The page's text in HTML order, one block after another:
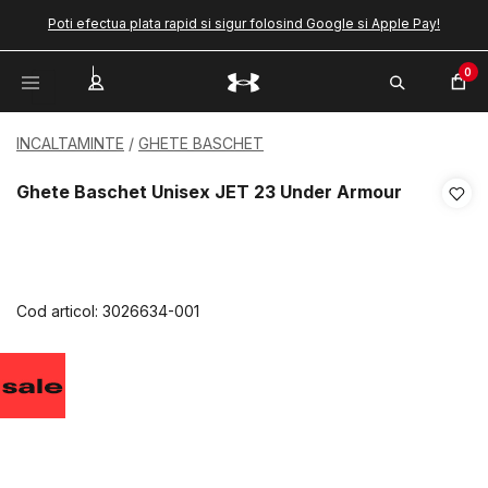
Poti efectua plata rapid si sigur folosind Google si Apple Pay!
0
INCALTAMINTE GHETE BASCHET
Ghete Baschet Unisex JET 23 Under Armour
Cod articol: 3026634-001